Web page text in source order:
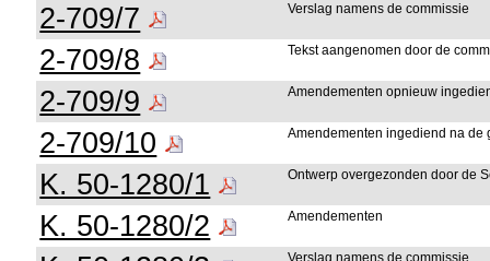
2-709/7 Verslag namens de commissie
2-709/8 Tekst aangenomen door de
2-709/9 Amendementen opnieuw
2-709/10 Amendementen ingediend na de
K. 50-1280/1 Ontwerp overgezonden door de
K. 50-1280/2 Amendementen
Verslag namens de commissie